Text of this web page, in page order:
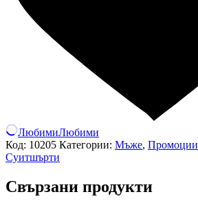
ЛюбимиЛюбими
Код: 10205 Категории: Мъже, Промоции
Суитшърти
Свързани продукти